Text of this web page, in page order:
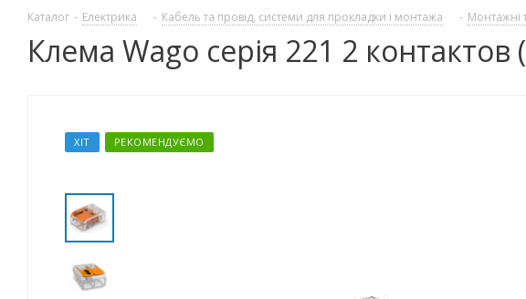
Каталог - Електрика - Кабель та провід, системи для прокладки і монтажа - Монтажні
Клема Wago серія 221 2 контактов
ХІТ РЕКОМЕНДУЄМО